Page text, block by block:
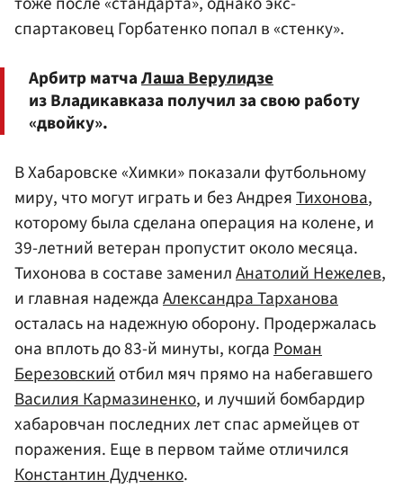
спартаковец Горбатенко попал в «стенку».
Арбитр матчаЛаша Верулидзе
из Владикавказа получил за свою работу
«двойку».
В Хабаровске «Химки» показали футбольному
миру, что могут играть и без АндреяТихонова,
которому была сделана операция на колене, и
39-летний ветеран пропустит около месяца.
Тихонова в составе заменилАнатолий Нежелев,
и главная надеждаАлександра Тарханова
осталась на надежную оборону. Продержалась
она вплоть до 83-й минуты, когдаРоман
Березовскийотбил мяч прямо на набегавшего
Василия Кармазиненко, и лучший бомбардир
хабаровчан последних лет спас армейцев от
поражения. Еще в первом тайме отличился
Константин Дудченко.